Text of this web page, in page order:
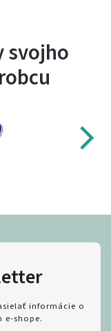
svojho
informácie o
e-shope.